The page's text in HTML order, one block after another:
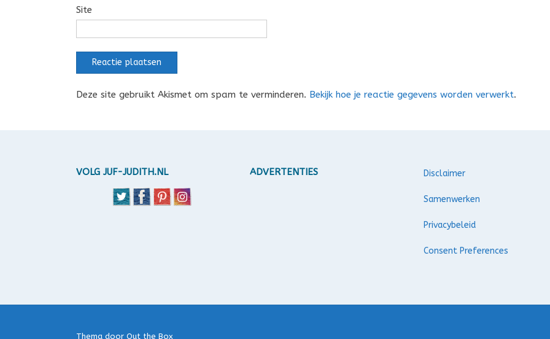
Site
Deze site gebruikt Akismet om spam te verminderen. Bekijk hoe je reactie gegevens worden verwerkt.
VOLG JUF-JUDITH.NL ADVERTENTIES Disclaimer
Samenwerken
Privacybeleid
Consent Preferences
Thema door Out the Box